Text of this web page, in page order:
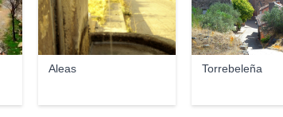
Aleas Torrebeleña